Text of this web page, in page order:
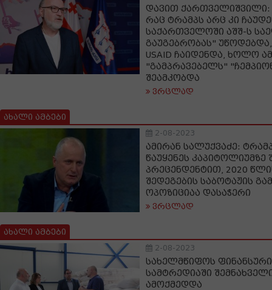
დავით ქართველიშვილი:
რაც ტრამპს არც კი
საქართველოში აშშ-ს
გაუგებრობას" უწოდებდა,
USAID ჩაიდენდა, ხოლო
"გამპრავებელს"
შეამკობდა
ვრცლად
ახალი ამბები
2-08-2023
ამირან სალუქვაძე:
წაუყენეს კაპიტოლიუმზე
პრეცენდენტით, 2020
შედეგების საბოტაჟის
ოპოზიციაა დასაჭერი
ვრცლად
ახალი ამბები
2-08-2023
სახელმწიფოს
სამტრედიაში
ამოქმედდა